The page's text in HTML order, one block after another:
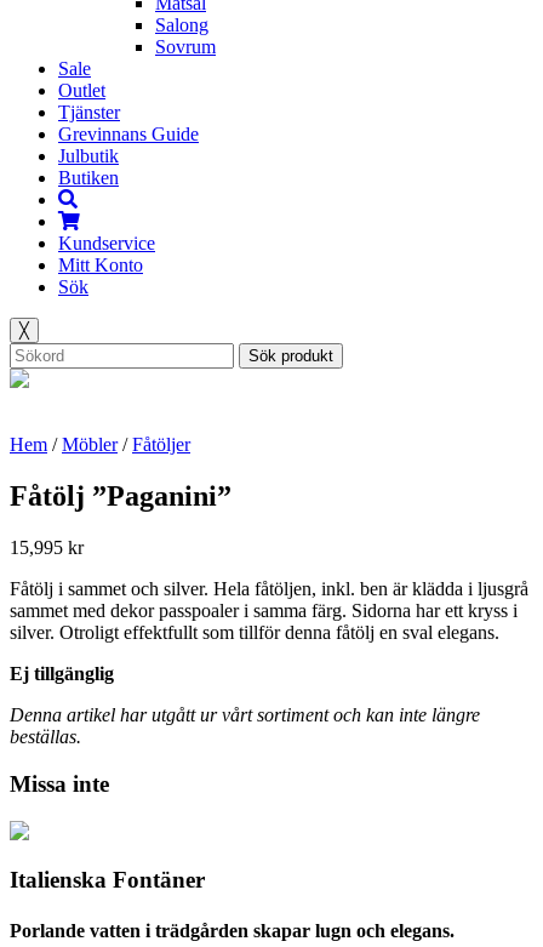
Salong
Sovrum
Sale
Outlet
Tjänster
Grevinnans Guide
Julbutik
Butiken
Kundservice
Mitt Konto
Sök
╳
Sök produkt
Hem /Möbler/Fåtöljer
Fåtölj ”Paganini”
15,995 kr
Fåtölj i sammet och silver. Hela fåtöljen, inkl. ben är klädda i ljusgrå
sammet med dekor passpoaler i samma färg. Sidorna har ett kryss i
silver. Otroligt effektfullt som tillför denna fåtölj en sval elegans.
Ej tillgänglig
Denna artikel har utgått ur vårt sortiment och kan inte längre
beställas.
Missa inte
Italienska Fontäner
Porlande vatten i trädgården skapar lugn och elegans.